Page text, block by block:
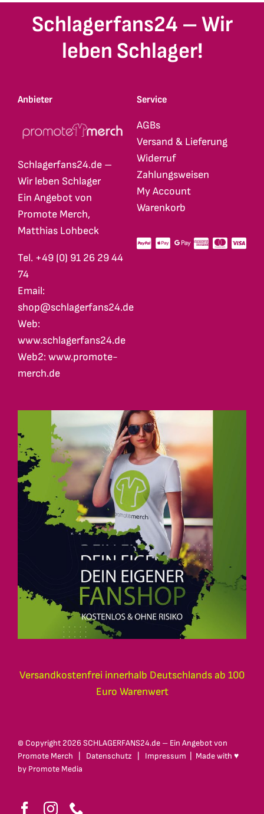
Schlagerfans24 – Wir
leben Schlager!
Anbieter
Schlagerfans24.de –
Wir leben Schlager
Ein Angebot von
Promote Merch,
Matthias Lohbeck
Tel. +49 (0) 91 26 29 44
74
Email:
shop@schlagerfans24.de
Web:
www.schlagerfans24.de
Web2: www.promote-
merch.de
Service
AGBs
Versand & Lieferung
Widerruf
Zahlungsweisen
My Account
Warenkorb
Versandkostenfrei innerhalb Deutschlands ab 100
Euro Warenwert
© Copyright 2026 SCHLAGERFANS24.de – Ein Angebot von
Promote Merch
Datenschutz Impressum | Made with ♥
by Promote Media